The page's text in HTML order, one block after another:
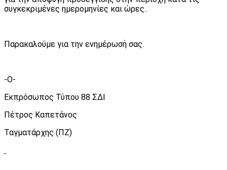
συγκεκριμένες ημερομηνίες και ώρες..
Παρακαλούμε για την ενημέρωσή σας.
-Ο-
Εκπρόσωπος Τύπου 88 ΣΔΙ
Πέτρος Καπετάνος
Ταγματάρχης (ΠΖ)